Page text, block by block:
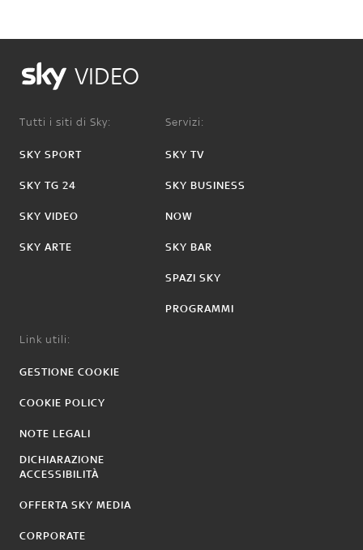
VIDEO
Tutti i siti di Sky:
SKY SPORT
SKY TG 24
SKY VIDEO
SKY ARTE
Servizi:
SKY TV
SKY BUSINESS
NOW
SKY BAR
SPAZI SKY
PROGRAMMI
Link utili:
GESTIONE COOKIE
COOKIE POLICY
NOTE LEGALI
DICHIARAZIONE
ACCESSIBILITÀ
OFFERTA SKY MEDIA
CORPORATE